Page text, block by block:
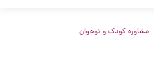
مشاوره کودک و نوجوان